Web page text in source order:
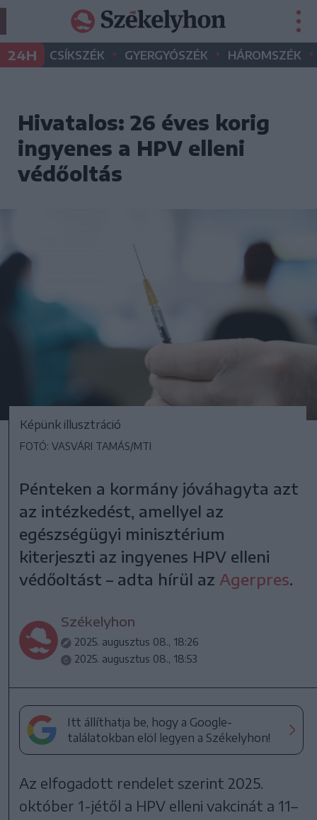
24H CSÍKSZÉK • GYERGYÓSZÉK • HÁROMSZÉK •
Hivatalos: 26 éves korig
ingyenes a HPV elleni
védőoltás
Képünk illusztráció
FOTÓ: VASVÁRI TAMÁS/MTI
Pénteken a kormány jóváhagyta azt
az intézkedést, amellyel az
egészségügyi minisztérium
kiterjeszti az ingyenes HPV elleni
védőoltást – adta hírül az Agerpres.
Székelyhon
2025. augusztus 08., 18:26
2025. augusztus 08., 18:53
Itt állíthatja be, hogy a Google-
találatokban elöl legyen a Székelyhon!
Az elfogadott rendelet szerint 2025.
október 1-jétől a HPV elleni vakcinát a 11–